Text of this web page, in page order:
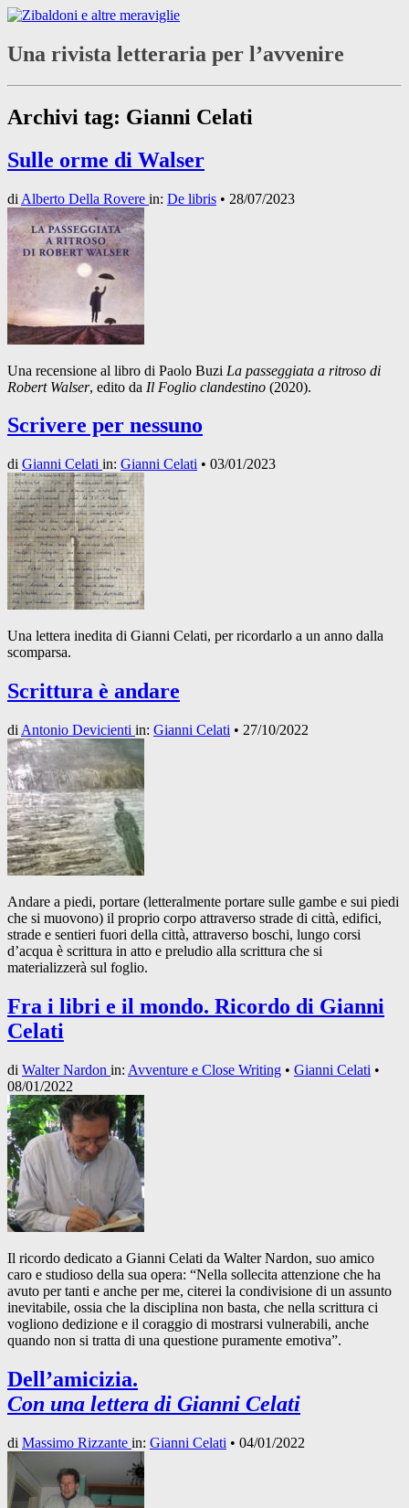
Una rivista letteraria per l’avvenire
Archivi tag: Gianni Celati
Sulle orme di Walser
di Alberto Della Rovere in: De libris • 28/07/2023
Una recensione al libro di Paolo Buzi La passeggiata a ritroso di
Robert Walser, edito da Il Foglio clandestino (2020).
Scrivere per nessuno
di Gianni Celati in: Gianni Celati • 03/01/2023
Una lettera inedita di Gianni Celati, per ricordarlo a un anno dalla
scomparsa.
Scrittura è andare
di Antonio Devicienti in: Gianni Celati • 27/10/2022
Andare a piedi, portare (letteralmente portare sulle gambe e sui piedi
che si muovono) il proprio corpo attraverso strade di città, edifici,
strade e sentieri fuori della città, attraverso boschi, lungo corsi
d’acqua è scrittura in atto e preludio alla scrittura che si
materializzerà sul foglio.
Fra i libri e il mondo. Ricordo di Gianni
Celati
di Walter Nardon in: Avventure e Close Writing • Gianni Celati •
08/01/2022
Il ricordo dedicato a Gianni Celati da Walter Nardon, suo amico
caro e studioso della sua opera: “Nella sollecita attenzione che ha
avuto per tanti e anche per me, citerei la condivisione di un assunto
inevitabile, ossia che la disciplina non basta, che nella scrittura ci
vogliono dedizione e il coraggio di mostrarsi vulnerabili, anche
quando non si tratta di una questione puramente emotiva”.
Dell’amicizia.
Con una lettera di Gianni Celati
di Massimo Rizzante in: Gianni Celati • 04/01/2022